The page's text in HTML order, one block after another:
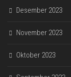
Desember 2023
November 2023
Oktober 2023